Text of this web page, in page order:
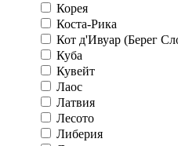
Корея
Коста-Рика
Кот д'Ивуар (Берег
Куба
Кувейт
Лаос
Латвия
Лесото
Либерия